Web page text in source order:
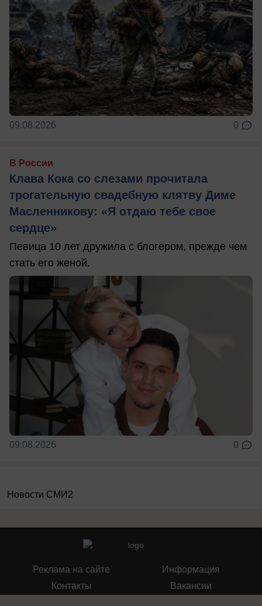
09.08.2026 0
В России
Клава Кока со слезами прочитала
трогательную свадебную клятву Диме
Масленникову: «Я отдаю тебе свое
сердце»
Певица 10 лет дружила с блогером, прежде чем
стать его женой.
09.08.2026 0
Новости СМИ2
Реклама на сайте
Контакты
Информация
Вакансии